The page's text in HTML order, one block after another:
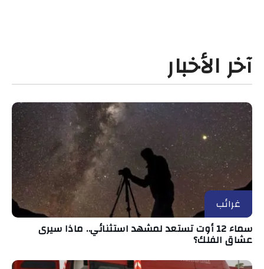
آخر الأخبار
غرائب
سماء 12 أوت تستعد لمشهد استثنائي.. ماذا سيرى
عشاق الفلك؟